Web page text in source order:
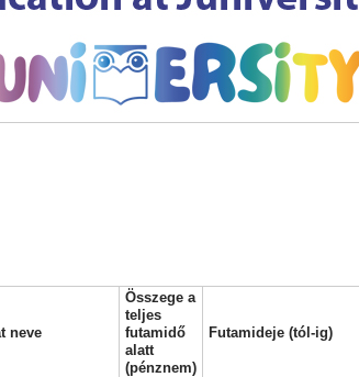
neve
Összege a
teljes
futamidő
alatt
(pénznem)
Futamideje (tól-ig)